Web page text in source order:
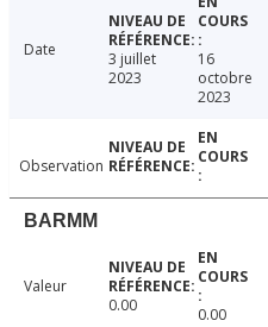
Date
3 juillet
2023
16
octobre
2023
Observation
BARMM
Valeur
0.00
0.00